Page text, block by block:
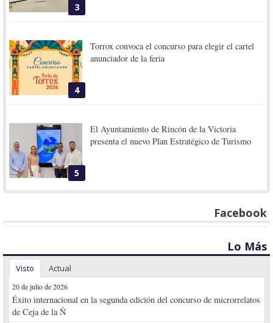
3
4
Torrox convoca el concurso para elegir el cartel
anunciador de la feria
5
El Ayuntamiento de Rincón de la Victoria
presenta el nuevo Plan Estratégico de Turismo
Facebook
Lo Más
Visto Actual
20 de julio de 2026
Éxito internacional en la segunda edición del concurso de microrrelatos
de Ceja de la Ñ